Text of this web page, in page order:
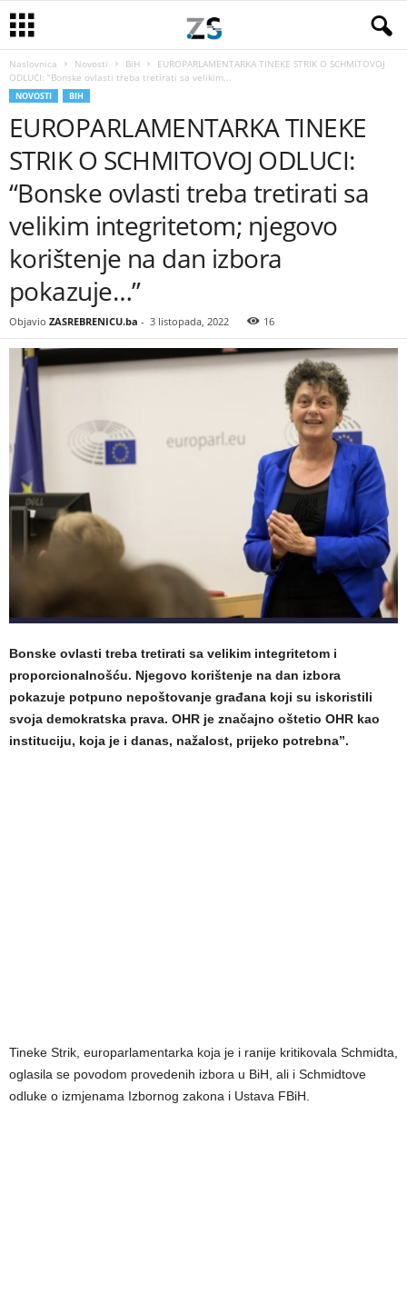
Naslovnica Novosti BiH
EUROPARLAMENTARKA TINEKE STRIK O SCHMITOVOJ
ODLUCI: “Bonske ovlasti treba tretirati sa velikim...
NOVOSTI BIH
EUROPARLAMENTARKA TINEKE
STRIK O SCHMITOVOJ ODLUCI:
“Bonske ovlasti treba tretirati sa
velikim integritetom; njegovo
korištenje na dan izbora
pokazuje…”
Objavio ZASREBRENICU.ba - 3 listopada, 2022 16
Bonske ovlasti treba tretirati sa velikim integritetom i
proporcionalnošću. Njegovo korištenje na dan izbora
pokazuje potpuno nepoštovanje građana koji su iskoristili
svoja demokratska prava. OHR je značajno oštetio OHR kao
instituciju, koja je i danas, nažalost, prijeko potrebna”.
Tineke Strik, europarlamentarka koja je i ranije kritikovala Schmidta,
oglasila se povodom provedenih izbora u BiH, ali i Schmidtove
odluke o izmjenama Izbornog zakona i Ustava FBiH.